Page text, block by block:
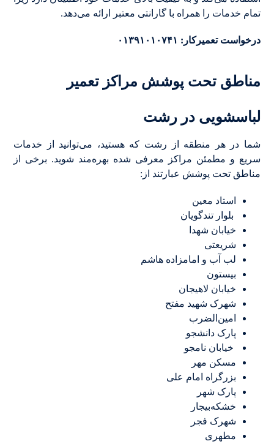
تمام خدمات را همراه با گارانتی معتبر ارائه می‌دهد.
درخواست تعمیرکار: ۰۱۳۹۱۰۱۰۷۴۱
مناطق تحت پوشش مراکز تعمیر
لباسشویی در رشت
شما در هر منطقه از رشت که هستید، می‌توانید از خدمات
سریع و مطمئن مراکز معرفی شده بهره‌مند شوید. برخی از
مناطق تحت پوشش عبارتند از:
استاد معین
بلوار تندگویان
خیابان شهدا
شریعتی
لب آب و امامزاده هاشم
بیستون
خیابان لاهیجان
شهرک شهید مفتح
امین‌الضرب
پارک دانشجو
خیابان نامجو
مسکن مهر
بزرگراه امام علی
پارک شهر
خشکه‌بیجار
شهرک فجر
مطهری